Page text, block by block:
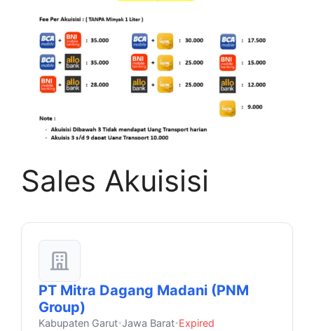
Sales Akuisisi
PT Mitra Dagang Madani (PNM
Group)
Kabupaten Garut•Jawa Barat•Expired